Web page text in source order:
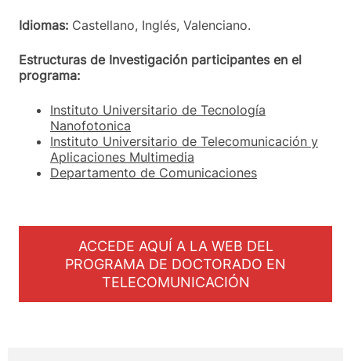
Idiomas: Castellano, Inglés, Valenciano.
Estructuras de Investigación participantes en el
programa:
Instituto Universitario de Tecnología
Nanofotonica
Instituto Universitario de Telecomunicación y
Aplicaciones Multimedia
Departamento de Comunicaciones
ACCEDE AQUÍ A LA WEB DEL
PROGRAMA DE DOCTORADO EN
TELECOMUNICACIÓN